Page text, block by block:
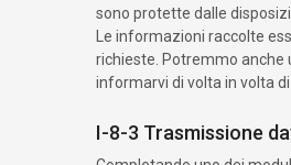
sono protette dalle
Le informazioni raccolte
richieste. Potremmo anche
informarvi di volta in volta
I-8-3 Trasmissione